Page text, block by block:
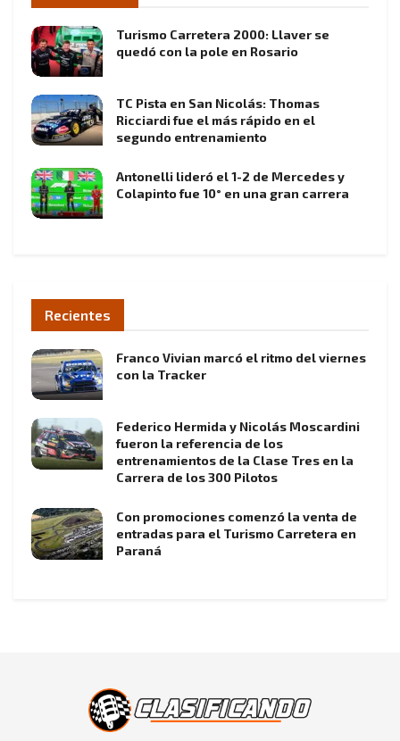
Turismo Carretera 2000: Llaver se
quedó con la pole en Rosario
TC Pista en San Nicolás: Thomas
Ricciardi fue el más rápido en el
segundo entrenamiento
Antonelli lideró el 1-2 de Mercedes y
Colapinto fue 10° en una gran carrera
Recientes
Franco Vivian marcó el ritmo del viernes
con la Tracker
Federico Hermida y Nicolás Moscardini
fueron la referencia de los
entrenamientos de la Clase Tres en la
Carrera de los 300 Pilotos
Con promociones comenzó la venta de
entradas para el Turismo Carretera en
Paraná